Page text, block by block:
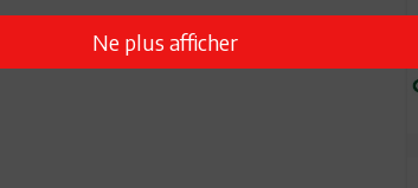
Ne plus afficher